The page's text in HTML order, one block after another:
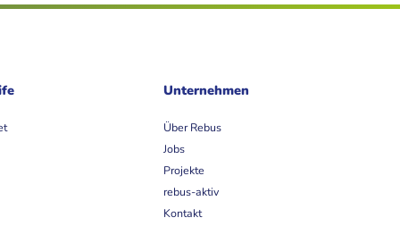
Unternehmen
Über Rebus
Jobs
Projekte
rebus-aktiv
Kontakt